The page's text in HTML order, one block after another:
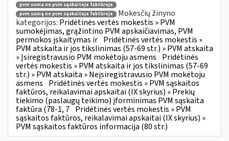
pvm suma ne pvm sąskaitoje faktūroje
pvm sumą ne pvm sąskaitoje faktūroje
Mokesčių žinyno
kategorijos: Pridėtinės vertės mokestis » PVM
sumokėjimas, grąžintino PVM apskaičiavimas, PVM
permokos įskaitymas ir Pridėtinės vertės mokestis »
PVM atskaita ir jos tikslinimas (57-69 str.) » PVM atskaita
» Įsiregistravusio PVM mokėtoju asmens Pridėtinės
vertės mokestis » PVM atskaita ir jos tikslinimas (57-69
str.) » PVM atskaita » Neįsiregistravusio PVM mokėtoju
asmens Pridėtinės vertės mokestis » PVM sąskaitos
faktūros, reikalavimai apskaitai (IX skyrius) » Prekių
tiekimo (paslaugų teikimo) įforminimas PVM sąskaita
faktūra (78-1, 7 Pridėtinės vertės mokestis » PVM
sąskaitos faktūros, reikalavimai apskaitai (IX skyrius) »
PVM sąskaitos faktūros informacija (80 str.)